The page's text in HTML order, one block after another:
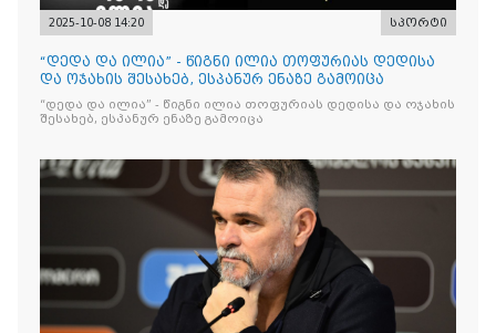
2025-10-08 14:20 სპორტი
“დედა და ილია” - წიგნი ილია თოფურიას დედისა
და ოჯახის შესახებ, ესპანურ ენაზე გამოიცა
“დედა და ილია” - წიგნი ილია თოფურიას დედისა და ოჯახის
შესახებ, ესპანურ ენაზე გამოიცა